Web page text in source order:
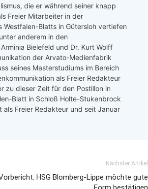
die er während seiner knapp
Freier Mitarbeiter in der
Blatts in Gütersloh vertiefen
anderem in den
Bielefeld und Dr. Kurt Wolff
der Arvato-Medienfabrik
seines Masterstudiums im Bereich
als Freier Redakteur
zu dieser Zeit für den Postillon in
Blatt in Schloß Holte-Stukenbrock
Freier Redakteur und seit Januar
Nächster Artikel
HSG Blomberg-Lippe möchte gute